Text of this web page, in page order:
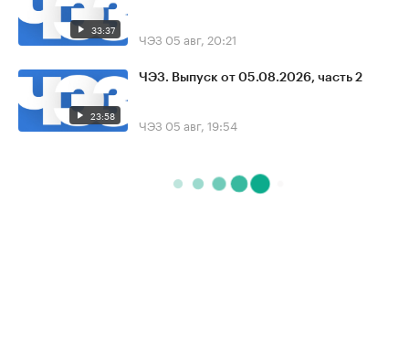
33:37 ЧЭЗ 05 авг, 20:21
23:58
ЧЭЗ. Выпуск от 05.08.2026, часть 2
ЧЭЗ 05 авг, 19:54